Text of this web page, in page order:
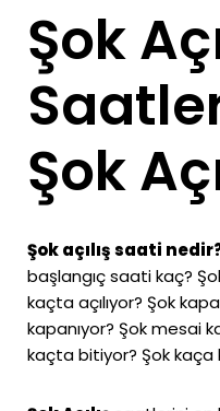
Şok
Şok
Şok açılış saati
başlangıç saati kaç?
kaçta açılıyor? Şok
kapanıyor? Şok mesai
kaçta bitiyor? Şok kaça